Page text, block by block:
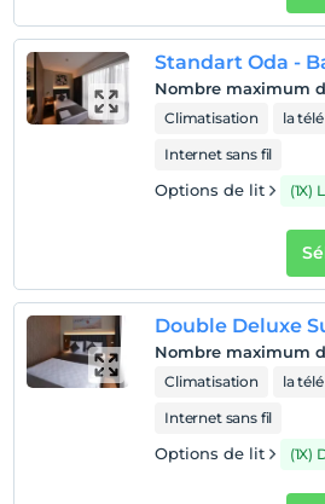
Standart Oda -
Nombre maximum
Climatisation la télé
Internet sans fil
Options de lit (1X)
Double Deluxe
Nombre maximum
Climatisation la télé
Internet sans fil
Options de lit (1X)